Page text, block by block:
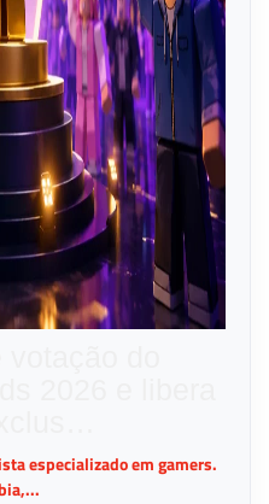
especializado em gamers.